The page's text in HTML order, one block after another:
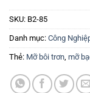
SKU: B2-85
Danh mục: Công
Thẻ: Mỡ bôi trơn, mỡ